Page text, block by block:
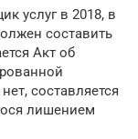
услуг в 2018, в
составить
Акт об
составляется
лишением